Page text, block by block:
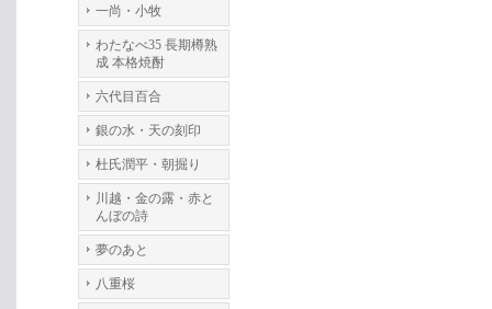
一尚・小牧
わたなべ35 長期樽熟
成 本格焼酎
六代目百合
銀の水・天の刻印
杜氏潤平・朝掘り
川越・金の露・赤と
んぼの詩
夢のあと
八重桜